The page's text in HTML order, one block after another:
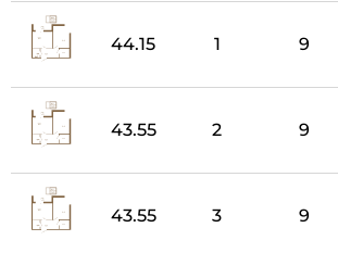
44.15 1 9
43.55 2 9
43.55 3 9